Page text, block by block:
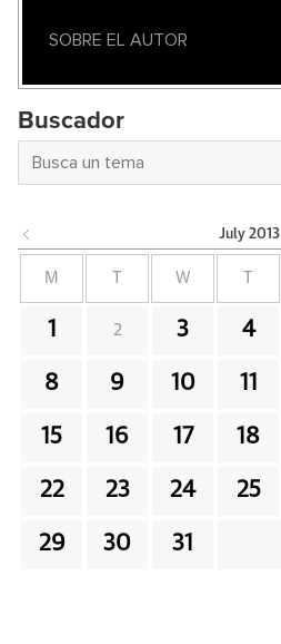
SOBRE EL AUTOR
Buscador
July 2013
M T W T
1 2 3 4
8 9 10 11
15 16 17 18
22 23 24 25
29 30 31